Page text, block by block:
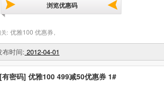
浏览优惠码
: 优雅100 优惠券
布时间: 2012-04-01
[有密码] 优雅100 499减50优惠券 1#